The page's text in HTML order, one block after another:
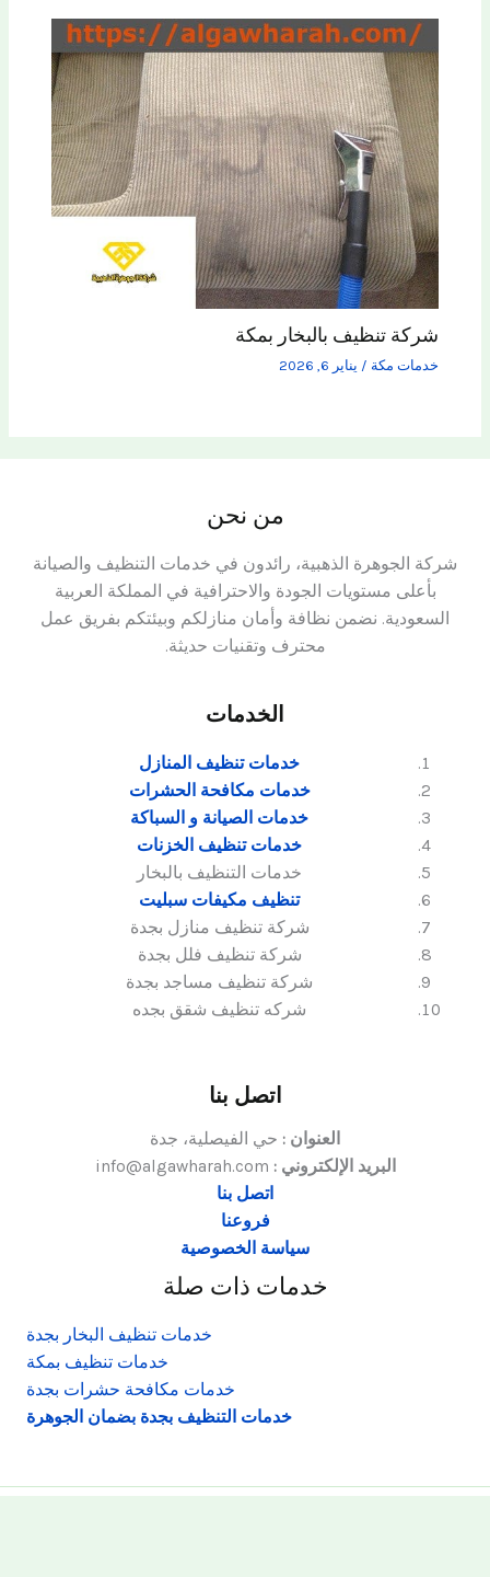
شركة تنظيف بالبخار بمكة
خدمات مكة / يناير 6, 2026
من نحن
شركة الجوهرة الذهبية، رائدون في خدمات التنظيف والصيانة
بأعلى مستويات الجودة والاحترافية في المملكة العربية
السعودية. نضمن نظافة وأمان منازلكم وبيئتكم بفريق عمل
محترف وتقنيات حديثة.
الخدمات
خدمات تنظيف المنازل
خدمات مكافحة الحشرات
خدمات الصيانة و السباكة
خدمات تنظيف الخزنات
خدمات التنظيف بالبخار
تنظيف مكيفات سبليت
شركة تنظيف منازل بجدة
شركة تنظيف فلل بجدة
شركة تنظيف مساجد بجدة
شركه تنظيف شقق بجده
اتصل بنا
العنوان : حي الفيصلية، جدة
البريد الإلكتروني :
اتصل بنا
فروعنا
سياسة الخصوصية
خدمات ذات صلة
خدمات تنظيف البخار بجدة
خدمات تنظيف بمكة
خدمات مكافحة حشرات بجدة
خدمات التنظيف بجدة بضمان الجوهرة